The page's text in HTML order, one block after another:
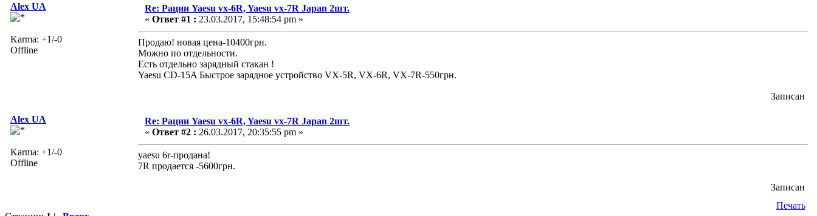
Alex UA
Karma: +1/-0
Offline
Re: Рации Yaesu vx-6R, Yaesu vx-7R Japan 2шт.
« Ответ #1 : 23.03.2017, 15:48:54 pm »
Продаю! новая цена-10400грн.
Можно по отдельности.
Есть отдельно зарядный стакан !
Yaesu CD-15A Быстрое зарядное устройство VX-5R, VX-6R, VX-7R-550грн.
Записан
Alex UA
Karma: +1/-0
Offline
Re: Рации Yaesu vx-6R, Yaesu vx-7R Japan 2шт.
« Ответ #2 : 26.03.2017, 20:35:55 pm »
yaesu 6r-продана!
7R продается -5600грн.
Записан
Печать